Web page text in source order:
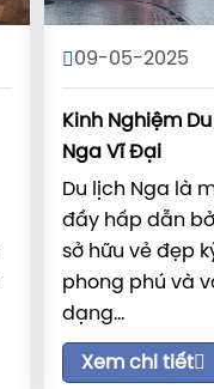
09-05-2025
Kinh Nghiệm
Nga Vĩ Đại
Du lịch Nga là
đầy hấp dẫn
sở hữu vẻ đẹp
phong phú và
dạng...
Xem chi tiết